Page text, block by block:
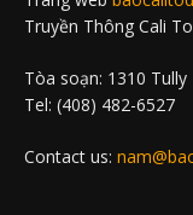
Truyền Thông Cali
Tòa soạn: 1310 Tully
Tel: (408) 482-6527
Contact us: